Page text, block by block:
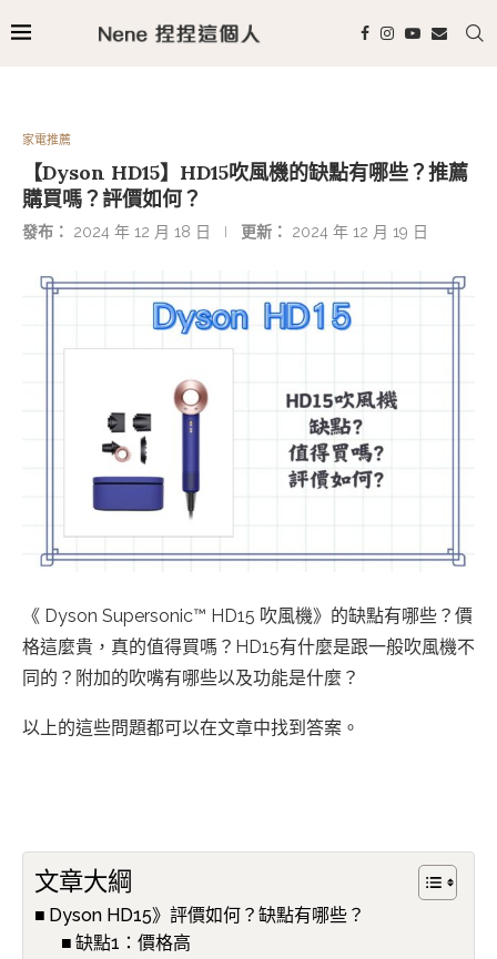
家電推薦
【Dyson HD15】HD15吹風機的缺點有哪些？推薦
購買嗎？評價如何？
發布： 2024 年 12 月 18 日 更新： 2024 年 12 月 19 日
《 Dyson Supersonic™ HD15 吹風機》的缺點有哪些？價
格這麼貴，真的值得買嗎？HD15有什麼是跟一般吹風機不
同的？附加的吹嘴有哪些以及功能是什麼？
以上的這些問題都可以在文章中找到答案。
文章大綱
Dyson HD15》評價如何？缺點有哪些？
缺點1：價格高